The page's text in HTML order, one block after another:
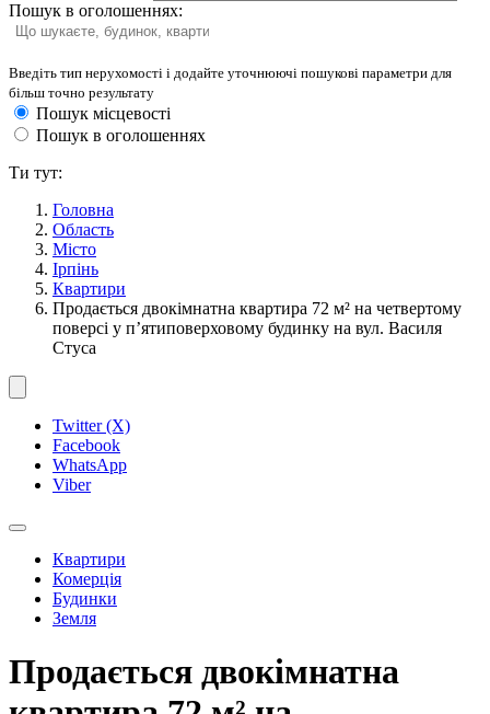
Пошук в оголошеннях:
Введіть тип нерухомості і додайте уточнюючі пошукові параметри для
більш точно результату
Пошук місцевості
Пошук в оголошеннях
Ти тут:
Головна
Область
Місто
Ірпінь
Квартири
Продається двокімнатна квартира 72 м² на четвертому
поверсі у п’ятиповерховому будинку на вул. Василя
Стуса
Twitter (X)
Facebook
WhatsApp
Viber
Квартири
Комерція
Будинки
Земля
Продається двокімнатна